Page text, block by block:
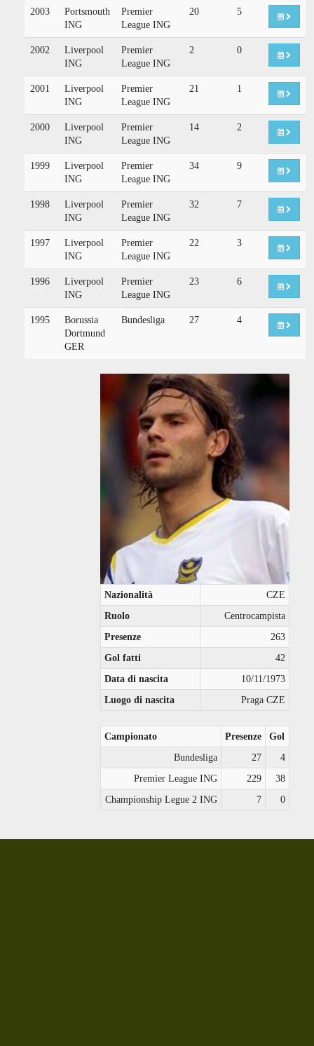
2003
Portsmouth
ING
Premier
League ING
20 5
2002
Liverpool
ING
Premier
League ING
2 0
2001
Liverpool
ING
Premier
League ING
21 1
2000
Liverpool
ING
Premier
League ING
14 2
1999
Liverpool
ING
Premier
League ING
34 9
1998
Liverpool
ING
Premier
League ING
32 7
1997
Liverpool
ING
Premier
League ING
22 3
1996
Liverpool
ING
Premier
League ING
23 6
1995
Borussia
Dortmund
GER
Bundesliga 27 4
Nazionalità
CZE
Ruolo
Centrocampista
Presenze
263
Gol fatti
42
Data di nascita
10/11/1973
Luogo di nascita
Praga CZE
Campionato Presenze
Gol
Bundesliga
27
4
Premier League ING
229
38
Championship Legue 2 ING
7 0